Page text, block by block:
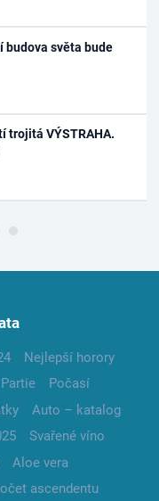
budova světa bude
trojitá VÝSTRAHA.
Nejlepší horory
Partie
Počasí
Auto – katalog
Svařené víno
Aloe vera
ascendentu